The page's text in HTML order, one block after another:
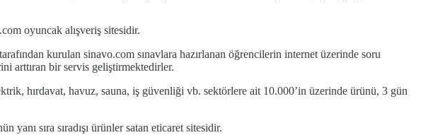
oyuncak alışveriş sitesidir.
kurulan sinavo.com sınavlara hazırlanan öğrencilerin internet üzerinde soru
arttıran bir servis geliştirmektedirler.
hırdavat, havuz, sauna, iş güvenliği vb. sektörlere ait 10.000’in üzerinde ürünü, 3 gün
sıra sıradışı ürünler satan eticaret sitesidir.